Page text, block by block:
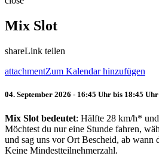
Mix Slot
shareLink teilen
attachmentZum Kalendar hinzufügen
04. September 2026 - 16:45 Uhr bis 18:45 Uhr
Mix Slot bedeutet: Hälfte 28 km/h*
Möchtest du nur eine Stunde fahren,
und sag uns vor Ort Bescheid, ab wann
Keine Mindestteilnehmerzahl.